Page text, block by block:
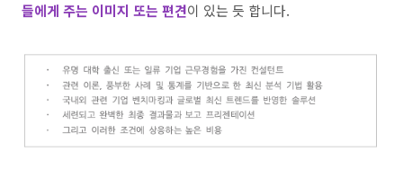
들에게 주는 이미지 또는 편견이 있는 듯 합니다.